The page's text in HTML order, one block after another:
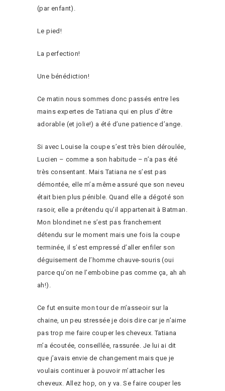
(par enfant).
Le pied!
La perfection!
Une bénédiction!
Ce matin nous sommes donc passés entre les
mains expertes de Tatiana qui en plus d’être
adorable (et jolie!) a été d’une patience d’ange.
Si avec Louise la coupe s’est très bien déroulée,
Lucien – comme a son habitude – n’a pas été
très consentant. Mais Tatiana ne s’est pas
démontée, elle m’a même assuré que son neveu
était bien plus pénible. Quand elle a dégoté son
rasoir, elle a prétendu qu’il appartenait à Batman.
Mon blondinet ne s’est pas franchement
détendu sur le moment mais une fois la coupe
terminée, il s’est empressé d’aller enfiler son
déguisement de l’homme chauve-souris (oui
parce qu’on ne l’embobine pas comme ça, ah ah
ah!).
Ce fut ensuite mon tour de m’asseoir sur la
chaine, un peu stressée je dois dire car je n’aime
pas trop me faire couper les cheveux. Tatiana
m’a écoutée, conseillée, rassurée. Je lui ai dit
que j’avais envie de changement mais que je
voulais continuer à pouvoir m’attacher les
cheveux. Allez hop, on y va. Se faire couper les